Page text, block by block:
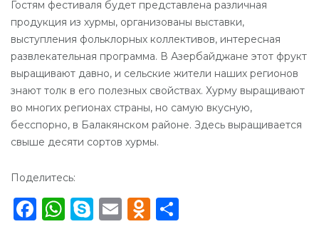
Гостям фестиваля будет представлена различная
продукция из хурмы, организованы выставки,
выступления фольклорных коллективов, интересная
развлекательная программа. В Азербайджане этот фрукт
выращивают давно, и сельские жители наших регионов
знают толк в его полезных свойствах. Хурму выращивают
во многих регионах страны, но самую вкусную,
бесспорно, в Балакянском районе. Здесь выращивается
свыше десяти сортов хурмы.
Поделитесь:
Facebook
WhatsApp
Skype
EmailOdnoklassniki